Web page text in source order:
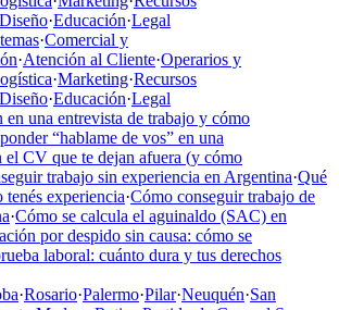
Diseño·Educación·Legal
·Comercial y
·Atención al Cliente·Operarios y
·Marketing·Recursos
Diseño·Educación·Legal
en una entrevista de trabajo y cómo
“hablame de vos” en una
el CV que te dejan afuera (y cómo
trabajo sin experiencia en Argentina·Qué
experiencia·Cómo conseguir trabajo de
·Cómo se calcula el aguinaldo (SAC) en
por despido sin causa: cómo se
laboral: cuánto dura y tus derechos
·Rosario·Palermo·Pilar·Neuquén·San